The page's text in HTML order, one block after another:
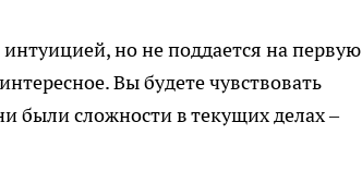
интуицией, но не поддается на первую
Вы будете чувствовать
были сложности в текущих делах –